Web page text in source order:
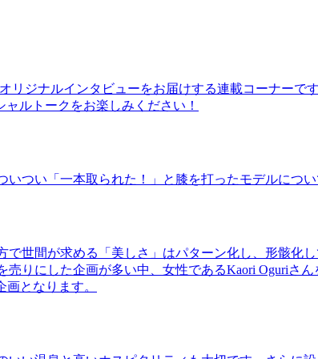
ジナルインタビューをお届けする連載コーナーで
ルトークをお楽しみください！
つい「一本取られた！」と膝を打ったモデルについ
世間が求める「美しさ」はパターン化し、形骸化
りにした企画が多い中、女性であるKaori Oguriさ
となります。